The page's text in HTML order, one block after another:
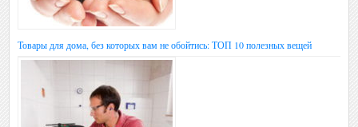
Товары для дома, без которых вам не обойтись: ТОП 10 полезных вещей